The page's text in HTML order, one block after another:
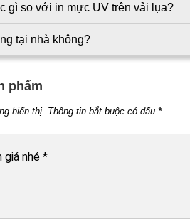
gì so với in mực UV trên vải lụa?
tại nhà không?
phẩm
hiển thị. Thông tin bắt buộc có dấu *
giá nhé *